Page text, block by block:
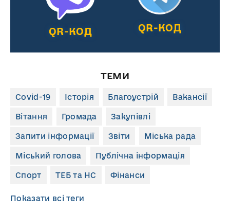
QR-КОД QR-КОД
ТЕМИ
Covid-19 Історія Благоустрій Вакансії
Вітання Громада Закупівлі
Запити інформації Звіти Міська рада
Міський голова Публічна інформація
Спорт ТЕБ та НС Фінанси
Показати всі теги